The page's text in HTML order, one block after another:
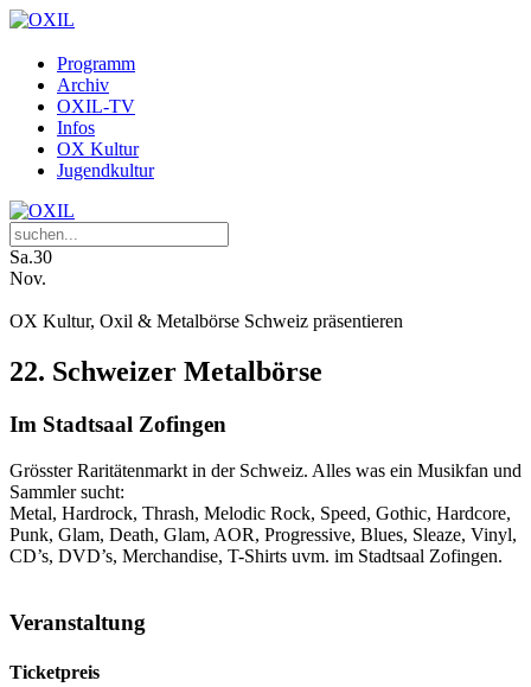
Programm
Archiv
OXIL-TV
Infos
OX Kultur
Jugendkultur
Sa.30
Nov.
OX Kultur, Oxil & Metalbörse Schweiz präsentieren
22. Schweizer Metalbörse
Im Stadtsaal Zofingen
Grösster Raritätenmarkt in der Schweiz. Alles was ein Musikfan und
Sammler sucht:
Metal, Hardrock, Thrash, Melodic Rock, Speed, Gothic, Hardcore,
Punk, Glam, Death, Glam, AOR, Progressive, Blues, Sleaze, Vinyl,
CD’s, DVD’s, Merchandise, T-Shirts uvm. im Stadtsaal Zofingen.
Veranstaltung
Ticketpreis